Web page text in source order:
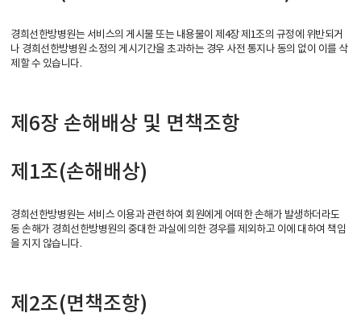
경희선한방병원는 서비스의 게시물 또는 내용물이 제4장 제1조의 규정에 위반되거
나 경희선한방병원 소정의 게시기간을 초과하는 경우 사전 통지나 동의 없이 이를 삭
제할 수 있습니다.
제6장 손해배상 및 면책조항
제1조(손해배상)
경희선한방병원는 서비스 이용과 관련하여 회원에게 어떠한 손해가 발생하더라도
동 손해가 경희선한방병원의 중대한 과실에 의한 경우를 제외하고 이에 대하여 책임
을 지지 않습니다.
제2조(면책조항)